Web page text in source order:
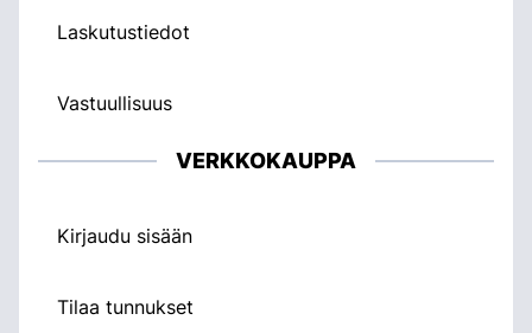
Laskutustiedot
Vastuullisuus
VERKKOKAUPPA
Kirjaudu sisään
Tilaa tunnukset